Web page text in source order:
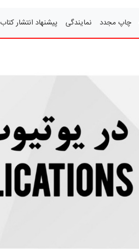
چاپ مجدد نمایندگی پیشنهاد انتشار کتاب